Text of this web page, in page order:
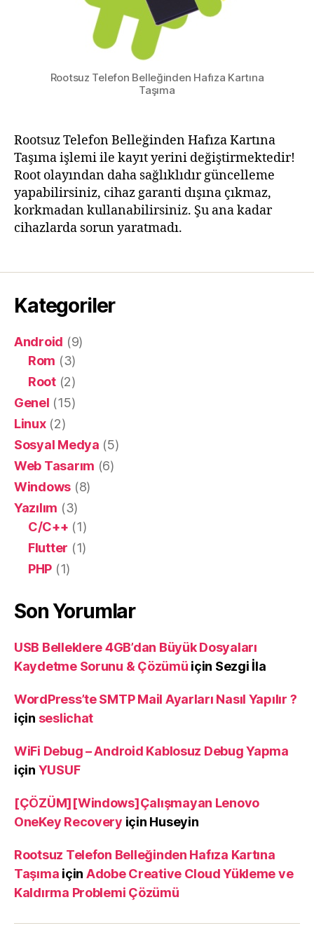
Rootsuz Telefon Belleğinden Hafıza Kartına
Taşıma
Rootsuz Telefon Belleğinden Hafıza Kartına
Taşıma işlemi ile kayıt yerini değiştirmektedir!
Root olayından daha sağlıklıdır güncelleme
yapabilirsiniz, cihaz garanti dışına çıkmaz,
korkmadan kullanabilirsiniz. Şu ana kadar
cihazlarda sorun yaratmadı.
Kategoriler
Android (9)
Rom (3)
Root(2)
Genel (15)
Linux(2)
Sosyal Medya (5)
Web Tasarım (6)
Windows (8)
Yazılım (3)
C/C++ (1)
Flutter (1)
PHP (1)
Son Yorumlar
USB Belleklere 4GB’dan Büyük Dosyaları
Kaydetme Sorunu & Çözümü için Sezgi İla
WordPress’te SMTP Mail Ayarları Nasıl Yapılır ?
için seslichat
WiFi Debug – Android Kablosuz Debug Yapma
için YUSUF
[ÇÖZÜM][Windows]Çalışmayan Lenovo
OneKey Recovery için Huseyin
Rootsuz Telefon Belleğinden Hafıza Kartına
Taşıma için Adobe Creative Cloud Yükleme ve
Kaldırma Problemi Çözümü